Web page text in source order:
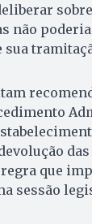
não
que
sessão